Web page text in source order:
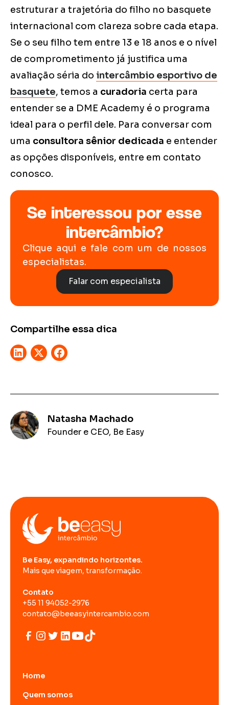
estruturar a trajetória do filho no basquete
internacional com clareza sobre cada etapa.
Se o seu filho tem entre 13 e 18 anos e o nível
de comprometimento já justifica uma
avaliação séria do intercâmbio esportivo de
basquete, temos a curadoria certa para
entender se a DME Academy é o programa
ideal para o perfil dele. Para conversar com
uma consultora sênior dedicada e entender
as opções disponíveis, entre em contato
conosco.
Se interessou por esse
intercâmbio?
Clique aqui e fale com um de nossos
especialistas.
Falar com especialista
Compartilhe essa dica
Natasha Machado
Founder e CEO, Be Easy
Be Easy, expandindo horizontes.
Mais que viagem, transformação.
Contato
+55 11 94052-2976
contato@beeasyintercambio.com
Home
Quem somos